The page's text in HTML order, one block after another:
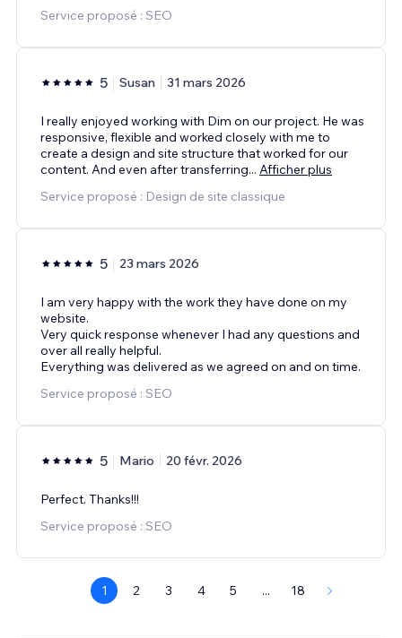
Service proposé : SEO
5 Susan 31 mars 2026
I really enjoyed working with Dim on our project. He was
responsive, flexible and worked closely with me to
create a design and site structure that worked for our
content. And even after transferring... Afficher plus
Service proposé : Design de site classique
5 23 mars 2026
I am very happy with the work they have done on my
website.
Very quick response whenever I had any questions and
over all really helpful.
Everything was delivered as we agreed on and on time.
Service proposé : SEO
5 Mario 20 févr. 2026
Perfect. Thanks!!!
Service proposé : SEO
1 2 3 4 5 ... 18